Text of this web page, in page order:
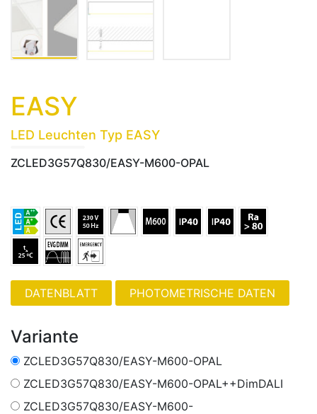
EASY
LED Leuchten Typ EASY
ZCLED3G57Q830/EASY-M600-OPAL
PHOTOMETRISCHE DATEN
Variante
ZCLED3G57Q830/EASY-M600-OPAL
ZCLED3G57Q830/EASY-M600-OPAL++DimDALI
ZCLED3G57Q830/EASY-M600-